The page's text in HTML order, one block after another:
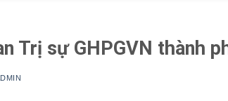
Trị sự GHPGVN thành